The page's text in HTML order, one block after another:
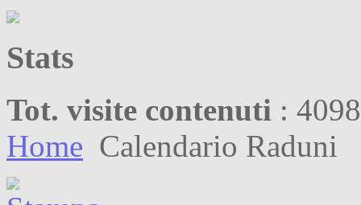
Stats
Tot. visite contenuti :
Home Calendario Raduni